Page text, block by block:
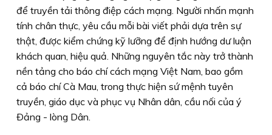
để truyền tải thông điệp cách mạng. Người nhấn mạnh
tính chân thực, yêu cầu mỗi bài viết phải dựa trên sự
thật, được kiểm chứng kỹ lưỡng để định hướng dư luận
khách quan, hiệu quả. Những nguyên tắc này trở thành
nền tảng cho báo chí cách mạng Việt Nam, bao gồm
cả báo chí Cà Mau, trong thực hiện sứ mệnh tuyên
truyền, giáo dục và phục vụ Nhân dân, cầu nối của ý
Ðảng - lòng Dân.